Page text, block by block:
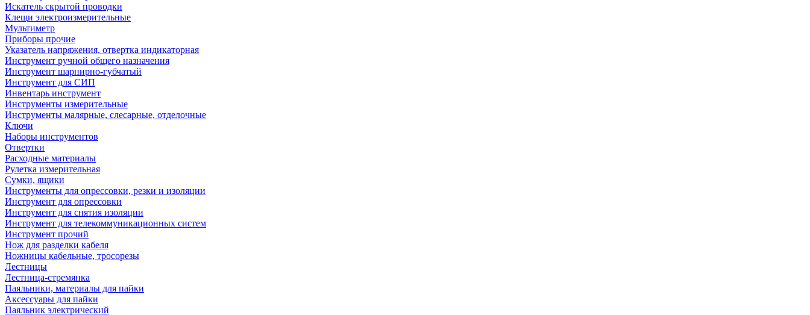
Искатель скрытой проводки
Клещи электроизмерительные
Мультиметр
Приборы прочие
Указатель напряжения, отвертка индикаторная
Инструмент ручной общего назначения
Инструмент шарнирно-губчатый
Инструмент для СИП
Инвентарь инструмент
Инструменты измерительные
Инструменты малярные, слесарные, отделочные
Ключи
Наборы инструментов
Отвертки
Расходные материалы
Рулетка измерительная
Сумки, ящики
Инструменты для опрессовки, резки и изоляции
Инструмент для опрессовки
Инструмент для снятия изоляции
Инструмент для телекоммуникационных систем
Инструмент прочий
Нож для разделки кабеля
Ножницы кабельные, тросорезы
Лестницы
Лестница-стремянка
Паяльники, материалы для пайки
Аксессуары для пайки
Паяльник электрический